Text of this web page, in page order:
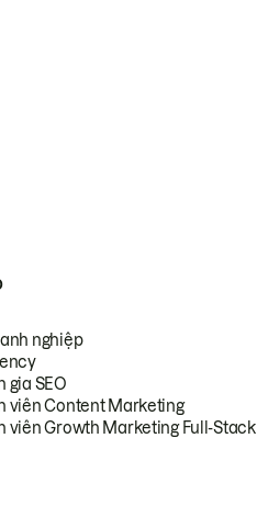
nghiệp
gia SEO
viên Content Marketing
viên Growth Marketing Full-Stack